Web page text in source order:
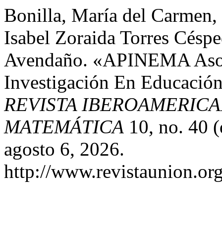
Bonilla, María del
Isabel Zoraida Torres
Avendaño. «APINEMA
Investigación En
REVISTA
MATEMÁTICA 10, no. 40
agosto 6, 2026.
http://